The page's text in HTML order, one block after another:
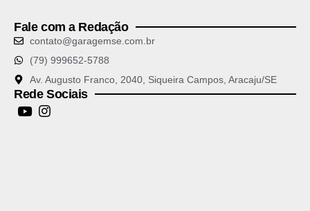
Fale com a Redação
contato@garagemse.com.br
(79) 999652-5788
Av. Augusto Franco, 2040, Siqueira Campos, Aracaju/SE
Rede Sociais